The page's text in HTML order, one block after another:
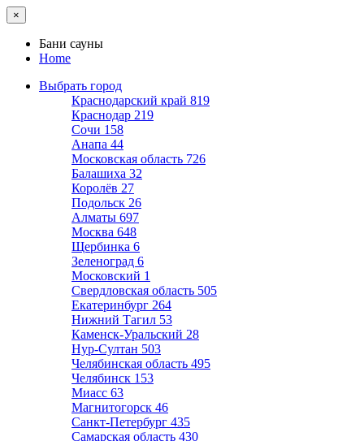
×
Бани сауны
Home
Выбрать город
Краснодарский край 819
Краснодар 219
Сочи 158
Анапа 44
Московская область 726
Балашиха 32
Королёв 27
Подольск 26
Алматы 697
Москва 648
Щербинка 6
Зеленоград 6
Московский 1
Свердловская область 505
Екатеринбург 264
Нижний Тагил 53
Каменск-Уральский 28
Нур-Султан 503
Челябинская область 495
Челябинск 153
Миасс 63
Магнитогорск 46
Санкт-Петербург 435
Самарская область 430